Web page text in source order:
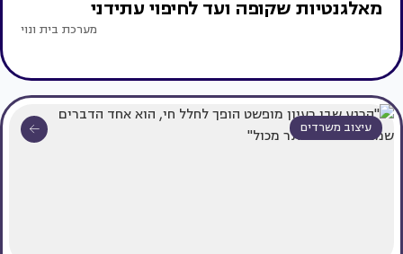
מאלגנטיות שקופה ועד לחיפוי עתידני
מערכת בית ונוי
עיצוב משרדים